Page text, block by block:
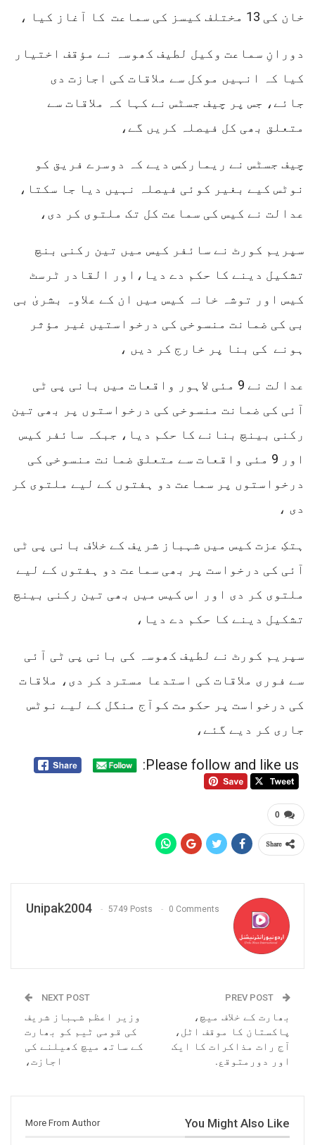
خان کی 13 مختلف کیسز کی سماعت کا آغاز کیا ،
دورانِ سماعت وکیل لطیف کھوسہ نے مؤقف اختیار
کیا کہ انہیں موکل سے ملاقات کی اجازت دی
جائے، جس پر چیف جسٹس نے کہا کہ ملاقات سے
متعلق بھی کل فیصلہ کریں گے،
چیف جسٹس نے ریمارکس دیے کہ دوسرے فریق کو
نوٹس کیے بغیر کوئی فیصلہ نہیں دیا جا سکتا،
عدالت نے کیس کی سماعت کل تک ملتوی کر دی،
سپریم کورٹ نے سائفر کیس میں تین رکنی بنچ
تشکیل دینے کا حکم دے دیا،اور القادر ٹرسٹ
کیس اور توشہ خانہ کیس میں ان کے علاوہ بشریٰ بی
بی کی ضمانت منسوخی کی درخواستیں غیر مؤثر
ہونے کی بنا پر خارج کر دیں ،
عدالت نے 9 مئی لاہور واقعات میں بانی پی ٹی
آئی کی ضمانت منسوخی کی درخواستوں پر بھی تین
رکنی بینچ بنانے کا حکم دیا، جبکہ سائفر کیس
اور 9 مئی واقعات سے متعلق ضمانت منسوخی کی
درخواستوں پر سماعت دو ہفتوں کے لیے ملتوی کر
دی ،
ہتکِ عزت کیس میں شہباز شریف کے خلاف بانی پی ٹی
آئی کی درخواست پر بھی سماعت دو ہفتوں کے لیے
ملتوی کر دی اور اس کیس میں بھی تین رکنی بینچ
تشکیل دینے کا حکم دے دیا،
سپریم کورٹ نے لطیف کھوسہ کی بانی پی ٹی آئی
سے فوری ملاقات کی استدعا مسترد کر دی، ملاقات
کی درخواست پر حکومت کوآج منگل کے لیے نوٹس
جاری کر دیے گئے،
Please follow and like us:
0
Share
Unipak2004 5749 Posts 0 Comments
بھارت کے خلاف میچ،
پاکستان کا موقف اٹل،
آج رات مذاکرات کا ایک
اور دورمتوقع.
NEXT POST
وزیر اعظم شہباز شریف
کی قومی ٹیم کو بھارت
کے ساتھ میچ کھیلنے کی
اجازت،
You Might Also Like
More From Author